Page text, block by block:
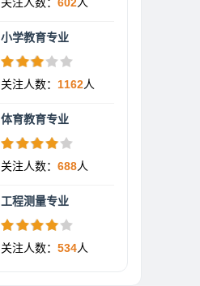
小学教育专业
关注人数： 1162人
体育教育专业
关注人数： 688人
工程测量专业
关注人数： 534人